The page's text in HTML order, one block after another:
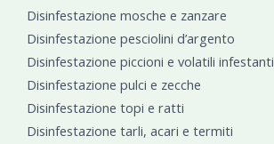
Disinfestazione mosche e zanzare
Disinfestazione pesciolini d’argento
Disinfestazione piccioni e volatili infestanti
Disinfestazione pulci e zecche
Disinfestazione topi e ratti
Disinfestazione tarli, acari e termiti